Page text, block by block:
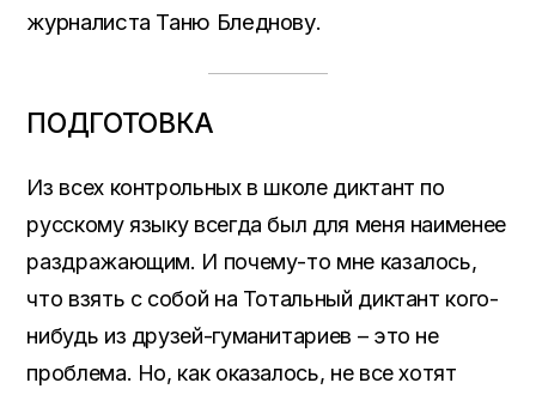
журналиста Таню Бледнову.
ПОДГОТОВКА
Из всех контрольных в школе диктант по
русскому языку всегда был для меня наименее
раздражающим. И почему-то мне казалось,
что взять с собой на Тотальный диктант кого-
нибудь из друзей-гуманитариев – это не
проблема. Но, как оказалось, не все хотят